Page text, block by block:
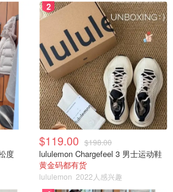
度
2
$119.00 $198.00
lululemon Chargefeel 3 男士运动鞋
黄金码都有货
lululemon 2022人感兴趣